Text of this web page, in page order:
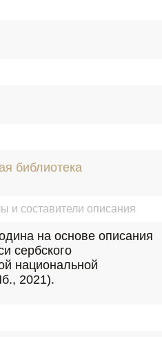
библиотека
и составители описания
на основе описания
сербского
национальной
2021).